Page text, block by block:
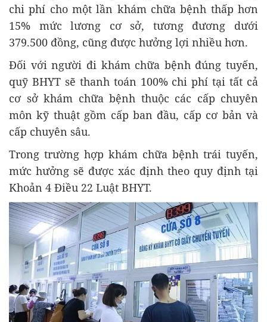
chi phí cho một lần khám chữa bệnh thấp hơn
15% mức lương cơ sở, tương đương dưới
379.500 đồng, cũng được hưởng lợi nhiều hơn.
Đối với người đi khám chữa bệnh đúng tuyến,
quỹ BHYT sẽ thanh toán 100% chi phí tại tất cả
cơ sở khám chữa bệnh thuộc các cấp chuyên
môn kỹ thuật gồm cấp ban đầu, cấp cơ bản và
cấp chuyên sâu.
Trong trường hợp khám chữa bệnh trái tuyến,
mức hưởng sẽ được xác định theo quy định tại
Khoản 4 Điều 22 Luật BHYT.